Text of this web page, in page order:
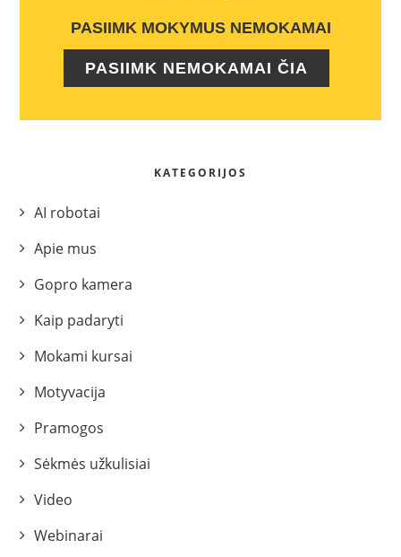
PASIIMK MOKYMUS NEMOKAMAI
PASIIMK NEMOKAMAI ČIA
KATEGORIJOS
AI robotai
Apie mus
Gopro kamera
Kaip padaryti
Mokami kursai
Motyvacija
Pramogos
Sėkmės užkulisiai
Video
Webinarai